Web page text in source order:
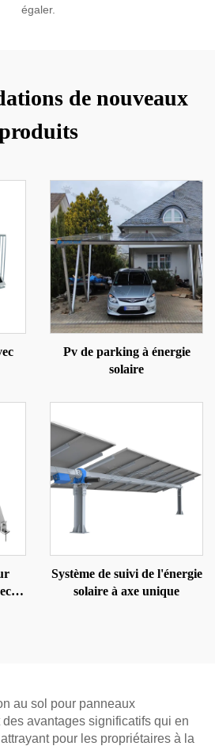
égaler.
de nouveaux
Pv de parking à énergie
solaire
Système de suivi de l'énergie
solaire à axe unique
au sol pour panneaux
avantages significatifs qui en
pour les propriétaires à la